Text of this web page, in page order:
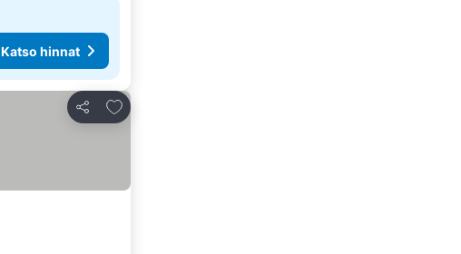
Katso hinnat
Jaa
Lisää suosikkeihin